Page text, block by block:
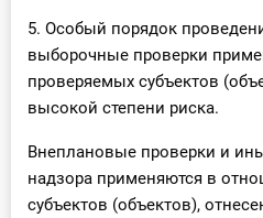
5. Особый порядок
выборочные проверки
проверяемых субъектов
высокой степени риска.
Внеплановые проверки и
надзора применяются в
субъектов (объектов),